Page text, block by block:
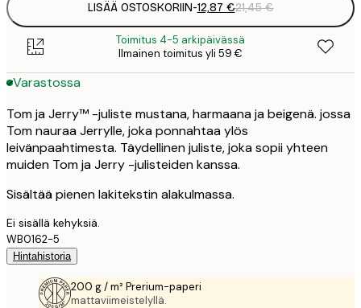
LISÄÄ OSTOSKORIIN-12,87 €21,45 €
Toimitus 4-5 arkipäivässä
Ilmainen toimitus yli 59 €
Varastossa
Tom ja Jerry™ -juliste mustana, harmaana ja beigenä. jossa
Tom nauraa Jerrylle, joka ponnahtaa ylös
leivänpaahtimesta. Täydellinen juliste, joka sopii yhteen
muiden Tom ja Jerry -julisteiden kanssa.
Sisältää pienen lakitekstin alakulmassa.
Ei sisällä kehyksiä.
WB0162-5
Hintahistoria
200 g / m² Prerium-paperi
mattaviimeistelyllä.